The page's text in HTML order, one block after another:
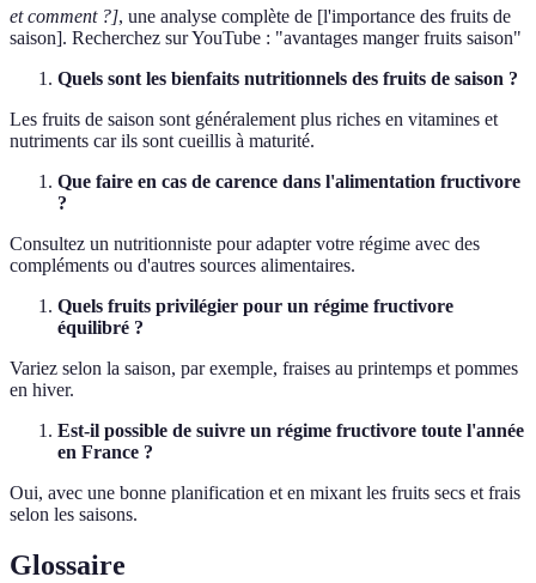
et comment ?], une analyse complète de [l'importance des fruits de
saison]. Recherchez sur YouTube : "avantages manger fruits saison"
Quels sont les bienfaits nutritionnels des fruits de saison ?
Les fruits de saison sont généralement plus riches en vitamines et
nutriments car ils sont cueillis à maturité.
Que faire en cas de carence dans l'alimentation fructivore
?
Consultez un nutritionniste pour adapter votre régime avec des
compléments ou d'autres sources alimentaires.
Quels fruits privilégier pour un régime fructivore
équilibré ?
Variez selon la saison, par exemple, fraises au printemps et pommes
en hiver.
Est-il possible de suivre un régime fructivore toute l'année
en France ?
Oui, avec une bonne planification et en mixant les fruits secs et frais
selon les saisons.
Glossaire